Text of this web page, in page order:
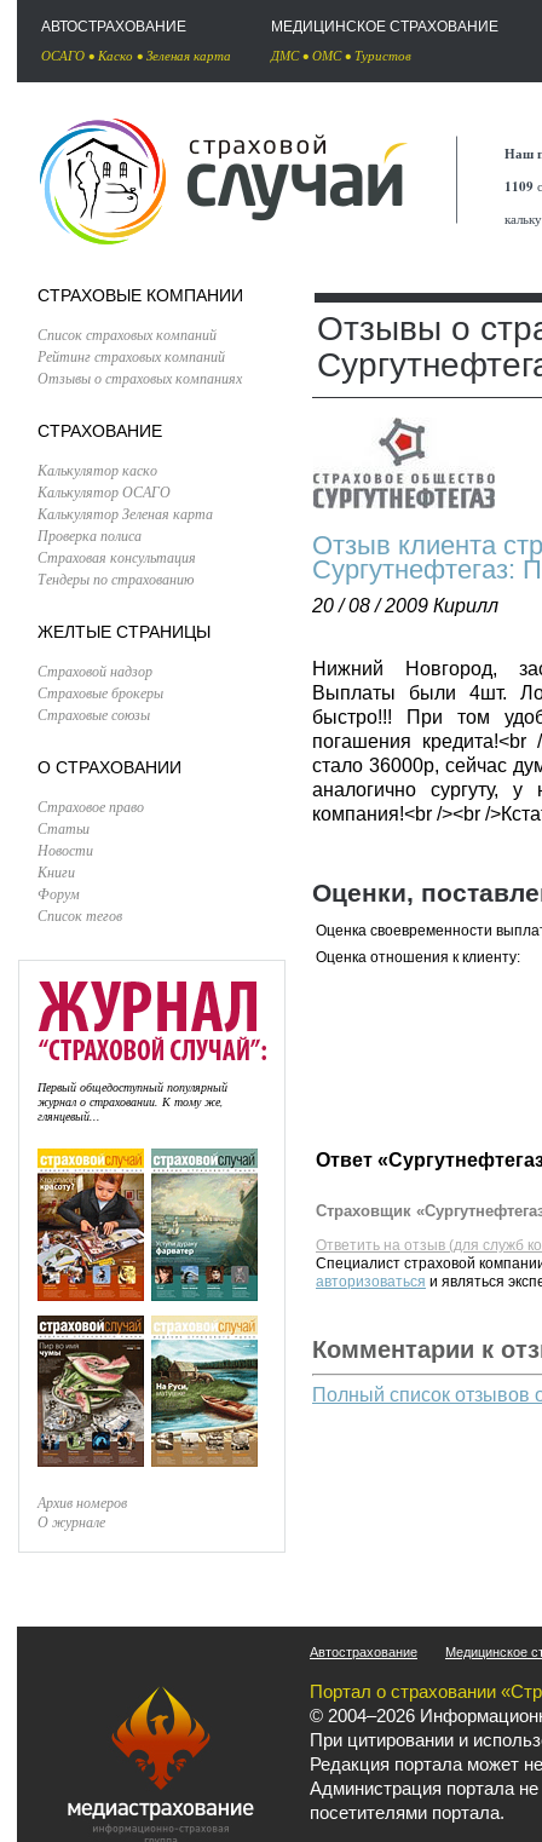
АВТОСТРАХОВАНИЕ
ОСАГО • Каско • Зеленая карта
МЕДИЦИНСКОЕ СТРАХОВАНИЕ
ДМС• ОМС• Туристов
Наш
1109
СТРАХОВЫЕ КОМПАНИИ
Список страховых компаний
Рейтинг страховых компаний
Отзывы о страховых компаниях
СТРАХОВАНИЕ
Калькулятор каско
Калькулятор ОСАГО
Калькулятор Зеленая карта
Проверка полиса
Страховая консультация
Тендеры по страхованию
ЖЕЛТЫЕ СТРАНИЦЫ
Страховой надзор
Страховые брокеры
Страховые союзы
О СТРАХОВАНИИ
Страховое право
Статьи
Новости
Книги
Форум
Список тегов
Первый общедоступный популярный
журнал о страховании. К тому же,
глянцевый...
Архив номеров
О журнале
Отзывы о
Отзыв клиента
Сургутнефтегаз:
20 / 08 / 2009 Кирилл
Нижний Новгород,
Выплаты были 4шт.
быстро!!! При том
погашения
стало 36000р, сейчас
аналогично сургуту,
компания!<br /><br /
Оценки,
Оценка своевременности
Оценка отношения к клиенту:
Ответ
Страховщик
Ответить на отзыв (для служб
Специалист страховой
авторизоваться и являться
Комментарии к
Полный список отзывов
Автострахование Медицинское
Портал о страховании
© 2004–2026
При цитировании и
Редакция портала может
Администрация портала
посетителями портала.